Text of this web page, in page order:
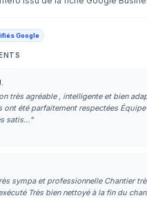
Google
très agréable , intelligente et bien
ont été parfaitement respectées
satis…"
sympa et professionnelle Chantier
Très bien nettoyé à la fin du